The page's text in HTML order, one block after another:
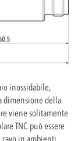
inossidabile,
dimensione della
viene solitamente
TNC può essere